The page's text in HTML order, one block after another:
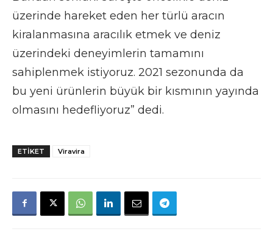
üzerinde hareket eden her türlü aracın
kiralanmasına aracılık etmek ve deniz
üzerindeki deneyimlerin tamamını
sahiplenmek istiyoruz. 2021 sezonunda da
bu yeni ürünlerin büyük bir kısmının yayında
olmasını hedefliyoruz” dedi.
ETIKET Viravira